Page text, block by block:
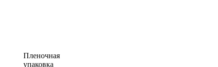
Пленочная
упаковка